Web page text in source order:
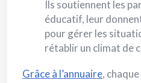
Ils soutiennent les
éducatif, leur
pour gérer les
rétablir un climat de
Grâce à l’annuaire,